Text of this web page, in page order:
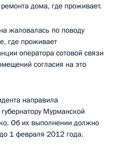
дома, где проживает.
жаловалась по поводу
где проживает
оператора сотовой связи
согласия на это
направила
Мурманской
Об их выполнении должно
1 февраля 2012 года.